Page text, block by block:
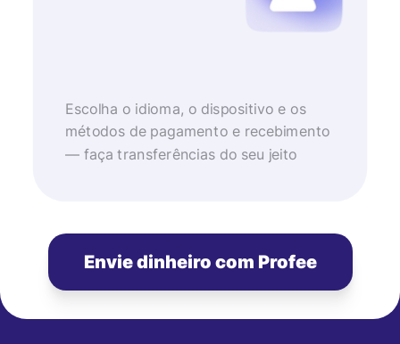
Escolha o idioma, o dispositivo e os
métodos de pagamento e recebimento
— faça transferências do seu jeito
Envie dinheiro com Profee